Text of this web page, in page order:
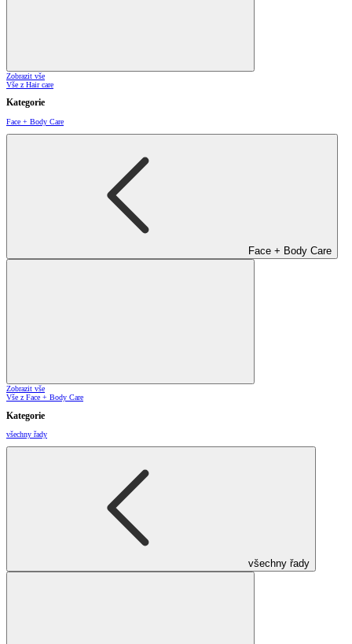
Zobrazit vše
Vše z Hair care
Kategorie
Face + Body Care
Face + Body Care
Zobrazit vše
Vše z Face + Body Care
Kategorie
všechny řady
všechny řady